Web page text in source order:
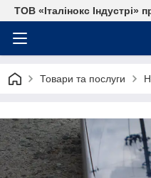
ТОВ «Італінокс Індустрі»
Товари та послуги